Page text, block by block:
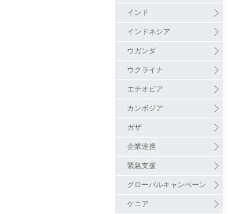
インド
インドネシア
ウガンダ
ウクライナ
エチオピア
カンボジア
ガザ
企業連携
緊急支援
グローバルキャンペーン
ケニア